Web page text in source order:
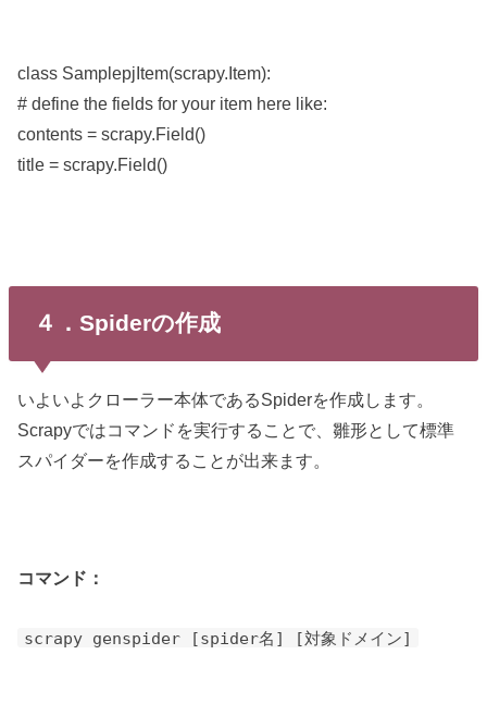
class SamplepjItem(scrapy.Item):
# define the fields for your item here like:
contents = scrapy.Field()
title = scrapy.Field()
４．Spiderの作成
いよいよクローラー本体であるSpiderを作成します。
Scrapyではコマンドを実行することで、雛形として標準
スパイダーを作成することが出来ます。
コマンド：
scrapy genspider [spider名] [対象ドメイン]